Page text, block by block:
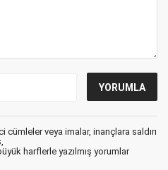
cümleler veya imalar, inançlara saldırı
harflerle yazılmış yorumlar